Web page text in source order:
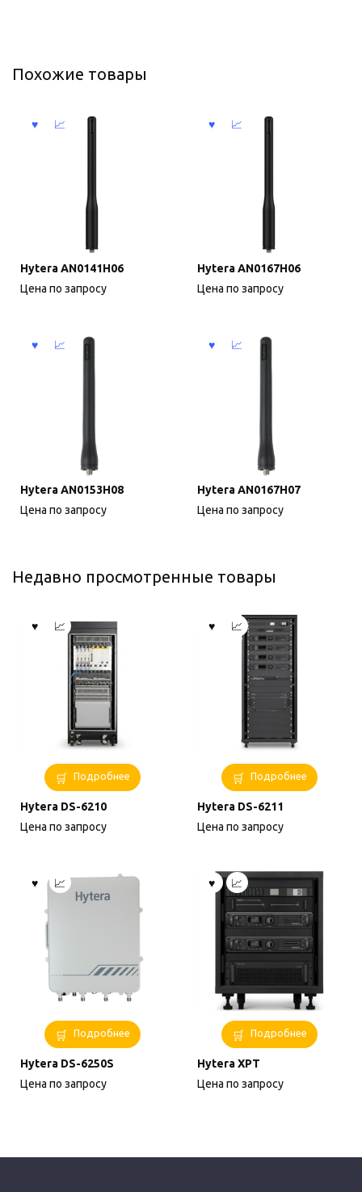
Похожие товары
Hytera AN0141H06
Цена по запросу
Hytera AN0167H06
Цена по запросу
Hytera AN0153H08
Цена по запросу
Hytera AN0167H07
Цена по запросу
Недавно просмотренные товары
Подробнее
Hytera DS-6210
Цена по запросу
Подробнее
Hytera DS-6211
Цена по запросу
Подробнее
Hytera DS-6250S
Цена по запросу
Подробнее
Hytera XPT
Цена по запросу